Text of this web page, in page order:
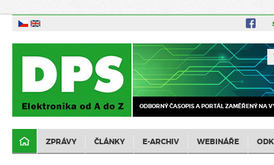
ODBORNÝ ČASOPIS A PORTÁL ZAMĚŘENÝ NA
ZPRÁVY ČLÁNKY E-ARCHIV WEBINÁŘE